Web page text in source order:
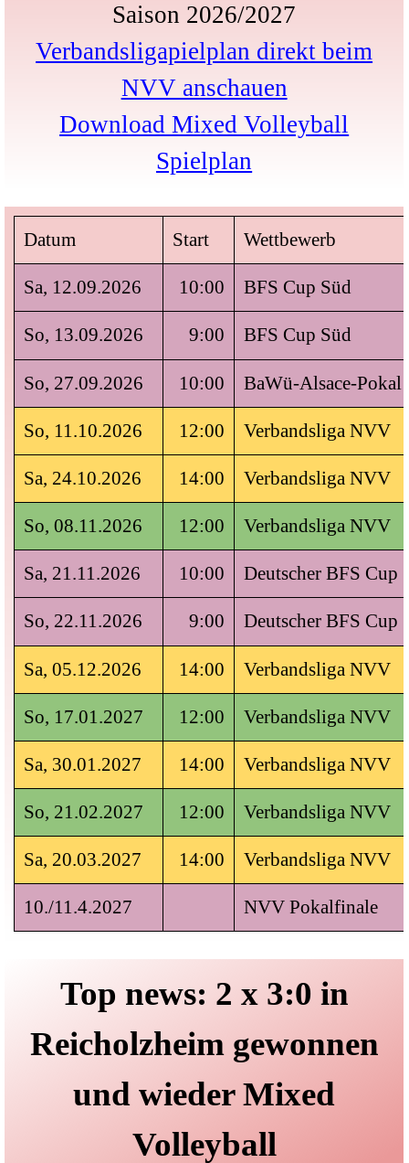
Saison 2026/2027
Verbandsligapielplan direkt beim
NVV anschauen
Download Mixed Volleyball
Spielplan
Datum Start Wettbewerb
Sa, 12.09.2026 10:00 BFS Cup Süd
So, 13.09.2026 9:00 BFS Cup Süd
So, 27.09.2026 10:00 BaWü-Alsace-Pokal
So, 11.10.2026 12:00 Verbandsliga NVV
Sa, 24.10.2026 14:00 Verbandsliga NVV
So, 08.11.2026 12:00 Verbandsliga NVV
Sa, 21.11.2026 10:00 Deutscher BFS Cup
So, 22.11.2026 9:00 Deutscher BFS Cup
Sa, 05.12.2026 14:00 Verbandsliga NVV
So, 17.01.2027 12:00 Verbandsliga NVV
Sa, 30.01.2027 14:00 Verbandsliga NVV
So, 21.02.2027 12:00 Verbandsliga NVV
Sa, 20.03.2027 14:00 Verbandsliga NVV
10./11.4.2027 NVV Pokalfinale
Top news: 2 x 3:0 in
Reicholzheim gewonnen
und wieder Mixed
Volleyball